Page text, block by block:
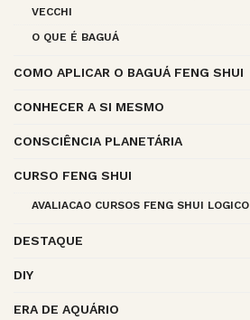
VECCHI
O QUE É BAGUÁ
COMO APLICAR O BAGUÁ FENG SHUI
CONHECER A SI MESMO
CONSCIÊNCIA PLANETÁRIA
CURSO FENG SHUI
AVALIACAO CURSOS FENG SHUI LOGICO
DESTAQUE
DIY
ERA DE AQUÁRIO